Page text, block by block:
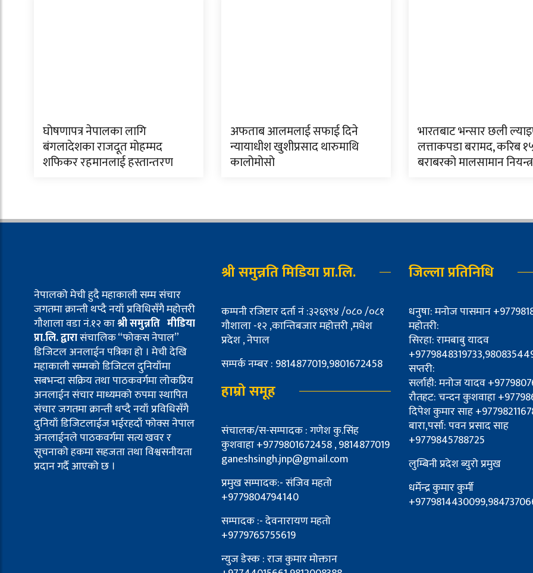
घोषणापत्र नेपालका लागि
बंगलादेशका राजदूत मोहम्मद
शफिकर रहमानलाई हस्तान्तरण
अफताब आलमलाई सफाई दिने
न्यायाधीश खुशीप्रसाद थारुमाथि
कालोमोसो
भारतबाट भन्सार छली
लत्ताकपडा बरामद, करिब
बराबरको मालसामान
नेपालको मेची हुदै महाकाली सम्म संचार
जगतमा क्रान्ती थप्दै नयाँ प्रविधिसँगै महोत्तरी
गौशाला वडा नं.१२ काश्री समुन्नति मीडिया
प्रा.लि. द्वारासंचालिक “फोकस नेपाल”
डिजिटल अनलाईन पत्रिका हो । मेची देखि
महाकाली सम्मको डिजिटल दुनियाँमा
सबभन्दा सक्रिय तथा पाठकवर्गमा लोकप्रिय
अनलाईन संचार माध्यमको रुपमा स्थापित
संचार जगतमा क्रान्ती थप्दै नयाँ प्रविधिसँगै
दुनियाँ डिजिटलाईज भईरहदाँ फोक्स नेपाल
अनलाईनले पाठकवर्गमा सत्य खवर र
सूचनाको हकमा सहजता तथा विश्वसनीयता
प्रदान गर्दै आएको छ ।
श्री समुन्नति मिडिया प्रा.लि.
कम्पनी रजिष्टार दर्ता नं :३२६९९४ /०८० /०८१
गौशाला -१२ ,कान्तिबजार महोत्तरी ,मधेश
प्रदेश , नेपाल
सम्पर्क नम्बर : 9814877019,9801672458
हाम्रो समूह
संचालक/स-सम्पादक : गणेश कु.सिंह
कुशवाहा +9779801672458 , 9814877019
ganeshsingh.jnp@gmail.com
प्रमुख सम्पादक:- संजिव महतो
+9779804794140
सम्पादक :- देवनारायण महतो
+9779765755619
न्युज डेस्क : राज कुमार मोक्तान
जिल्ला प्रतिनिधि
धनुषा: मनोज पासमान
महोतरी:
सिरहा: रामबाबु यादव
सप्तरी:
सर्लाही: मनोज यादव
रौतहट: चन्दन कुशवाहा
दिपेश कुमार साह
बारा,पर्सा: पवन प्रसाद साह
+9779845788725
लुम्बिनी प्रदेश ब्युरो प्रमुख
धर्मेन्द्र कुमार कुर्मी